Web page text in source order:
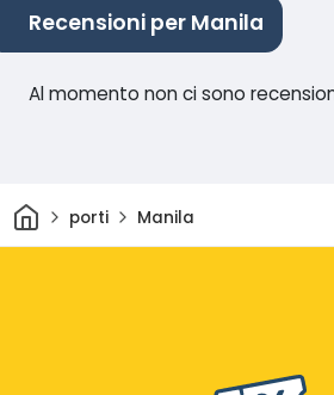
Recensioni per Manila
Al momento non ci sono
Casaporti Manila